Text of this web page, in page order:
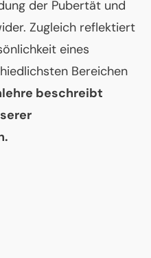
der Pubertät und
Zugleich reflektiert
eines
Bereichen
beschreibt